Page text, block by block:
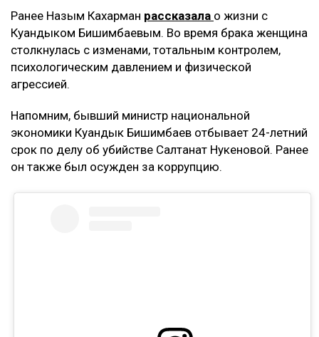
Ранее Назым Кахарман рассказала о жизни с
Куандыком Бишимбаевым. Во время брака женщина
столкнулась с изменами, тотальным контролем,
психологическим давлением и физической
агрессией.
Напомним, бывший министр национальной
экономики Куандык Бишимбаев отбывает 24-летний
срок по делу об убийстве Салтанат Нукеновой. Ранее
он также был осужден за коррупцию.